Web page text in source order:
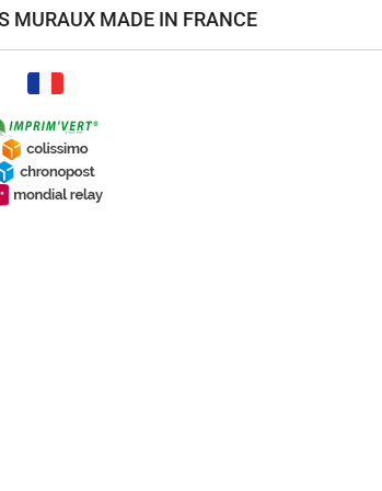
MURAUX MADE IN FRANCE